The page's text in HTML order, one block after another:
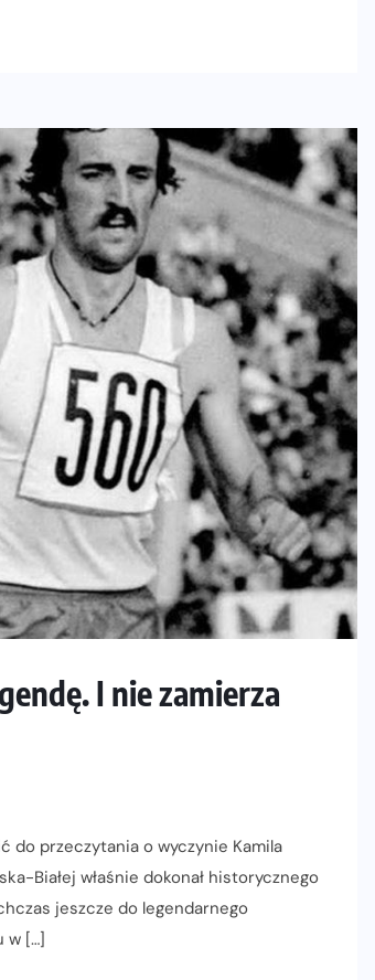
I nie zamierza
do przeczytania o wyczynie Kamila
Białej właśnie dokonał historycznego
jeszcze do legendarnego
w […]